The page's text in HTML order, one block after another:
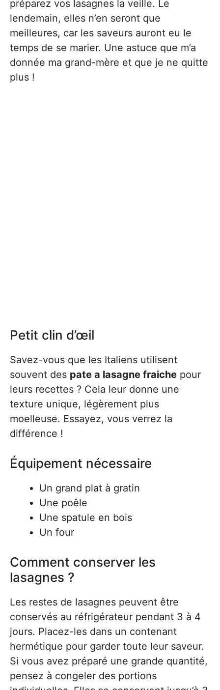
préparez vos lasagnes la veille. Le
lendemain, elles n’en seront que
meilleures, car les saveurs auront eu le
temps de se marier. Une astuce que m’a
donnée ma grand-mère et que je ne quitte
plus !
Petit clin d’œil
Savez-vous que les Italiens utilisent
souvent des pate a lasagne fraiche pour
leurs recettes ? Cela leur donne une
texture unique, légèrement plus
moelleuse. Essayez, vous verrez la
différence !
Équipement nécessaire
Un grand plat à gratin
Une poêle
Une spatule en bois
Un four
Comment conserver les
lasagnes ?
Les restes de lasagnes peuvent être
conservés au réfrigérateur pendant 3 à 4
jours. Placez-les dans un contenant
hermétique pour garder toute leur saveur.
Si vous avez préparé une grande quantité,
pensez à congeler des portions